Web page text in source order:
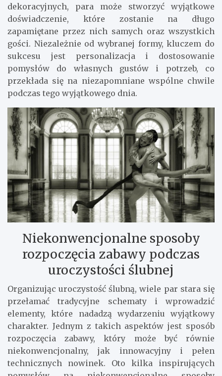
dekoracyjnych, para może stworzyć wyjątkowe
doświadczenie, które zostanie na długo
zapamiętane przez nich samych oraz wszystkich
gości. Niezależnie od wybranej formy, kluczem do
sukcesu jest personalizacja i dostosowanie
pomysłów do własnych gustów i potrzeb, co
przekłada się na niezapomniane wspólne chwile
podczas tego wyjątkowego dnia.
Niekonwencjonalne sposoby
rozpoczęcia zabawy podczas
uroczystości ślubnej
Organizując uroczystość ślubną, wiele par stara się
przełamać tradycyjne schematy i wprowadzić
elementy, które nadadzą wydarzeniu wyjątkowy
charakter. Jednym z takich aspektów jest sposób
rozpoczęcia zabawy, który może być równie
niekonwencjonalny, jak innowacyjny i pełen
technicznych nowinek. Oto kilka inspirujących